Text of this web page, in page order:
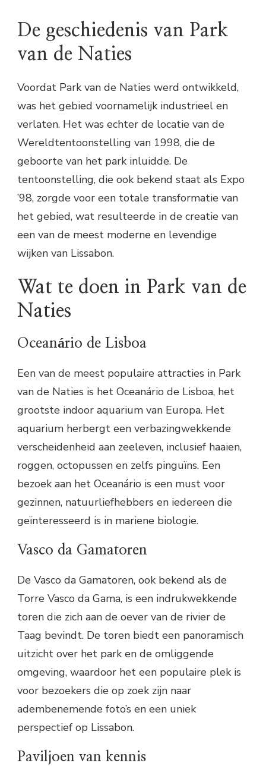
De geschiedenis van Park
van de Naties
Voordat Park van de Naties werd ontwikkeld,
was het gebied voornamelijk industrieel en
verlaten. Het was echter de locatie van de
Wereldtentoonstelling van 1998, die de
geboorte van het park inluidde. De
tentoonstelling, die ook bekend staat als Expo
’98, zorgde voor een totale transformatie van
het gebied, wat resulteerde in de creatie van
een van de meest moderne en levendige
wijken van Lissabon.
Wat te doen in Park van de
Naties
Oceanário de Lisboa
Een van de meest populaire attracties in Park
van de Naties is het Oceanário de Lisboa, het
grootste indoor aquarium van Europa. Het
aquarium herbergt een verbazingwekkende
verscheidenheid aan zeeleven, inclusief haaien,
roggen, octopussen en zelfs pinguïns. Een
bezoek aan het Oceanário is een must voor
gezinnen, natuurliefhebbers en iedereen die
geïnteresseerd is in mariene biologie.
Vasco da Gamatoren
De Vasco da Gamatoren, ook bekend als de
Torre Vasco da Gama, is een indrukwekkende
toren die zich aan de oever van de rivier de
Taag bevindt. De toren biedt een panoramisch
uitzicht over het park en de omliggende
omgeving, waardoor het een populaire plek is
voor bezoekers die op zoek zijn naar
adembenemende foto’s en een uniek
perspectief op Lissabon.
Paviljoen van kennis